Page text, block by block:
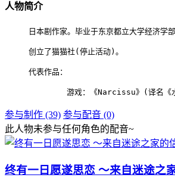
人物简介
日本剧作家。毕业于东京都立大学经济学部
创立了猫猫社(停止活动)。
代表作品：
游戏：《Narcissu》(译名《
参与制作 (39) 参与配音 (0)
此人物未参与任何角色的配音~
终有一日愿遂思恋 ～来自迷途之